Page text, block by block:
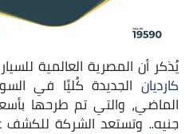
يُذكر أن المصرية العالمية
كارديان الجديدة كُليًا في
جنيه.. وتستعد الشركة للكشف